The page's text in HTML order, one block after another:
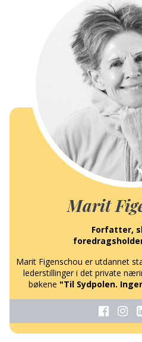
Marit
Forfatter,
Marit Figenschou er utdannet
lederstillinger i det private
bøkene "Til Sydpolen.